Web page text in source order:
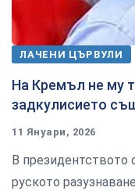
ЛАЧЕНИ ЦЪРВУЛИ
На Кремъл не му
задкулисието
11 Януари, 2026
В президентството
руското